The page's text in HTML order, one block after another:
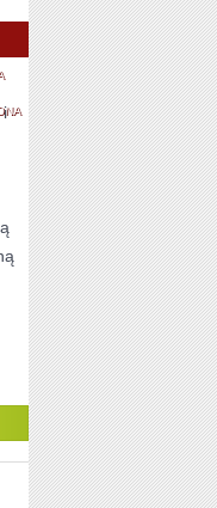
PSYCHOLOGIA
I
EMOCJE
i